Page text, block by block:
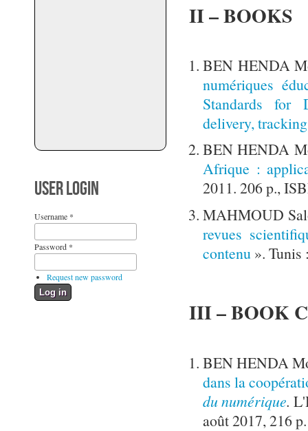
USER LOGIN
Username *
Password *
Request new password
II – BOOKS
BEN HENDA
numériques
Standards for
delivery, tracking
BEN HENDA
Afrique :
2011. 206 p.,
MAHMOUD
revues
contenu ». Tunis
III – BOOK
BEN HENDA
dans la
du numérique.
août 2017, 216 p.